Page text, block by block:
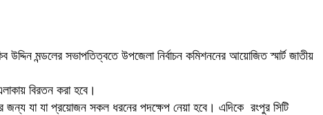
উদ্দিন মন্ডলের সভাপতিত্বতে উপজেলা নির্বাচন কমিশননের আয়োজিত স্মার্ট জাতীয়
বিরতন করা হবে।
জন্য যা যা প্রয়োজন সকল ধরনের পদক্ষেপ নেয়া হবে। এদিকে রংপুর সিটি